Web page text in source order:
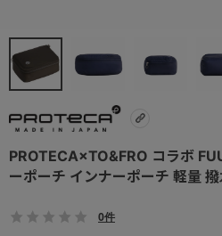
PROTECA×TO&FRO コラボ
ーポーチ インナーポーチ 軽量
0件